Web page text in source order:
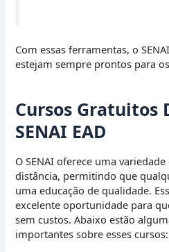
Com essas ferramentas, o
estejam sempre prontos para
Cursos Gratuitos
SENAI EAD
O SENAI oferece uma
distância, permitindo que
uma educação de qualidade.
excelente oportunidade para
sem custos. Abaixo estão
importantes sobre esses cursos: